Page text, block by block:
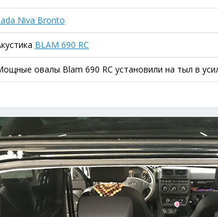
Niva Bronto
BLAM 690 RC
овалы Blam 690 RC установили на тыл в